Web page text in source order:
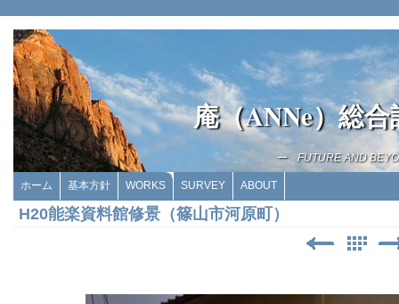
庵（ANNe）総
ー FUTURE AND
ホーム 基本方針 WORKS SURVEY ABOUT
H20能楽資料館修景（篠山市河原町）